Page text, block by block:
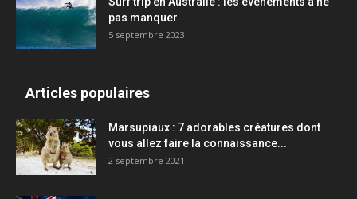
pas manquer
5 septembre 2023
Articles populaires
Marsupiaux : 7 adorables créatures dont
vous allez faire la connaissance...
2 septembre 2021